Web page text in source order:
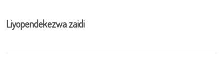
Liyopendekezwa zaidi